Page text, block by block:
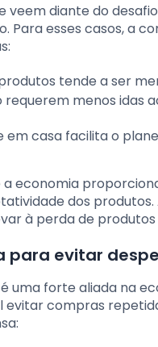
veem diante do
Para esses casos, a
tende a ser
menos idas
em casa facilita o
economia
dos
à perda de produtos
para evitar
uma forte aliada na
compras